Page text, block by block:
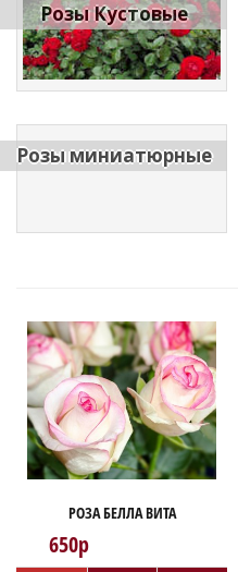
Розы Кустовые
Розы миниатюрные
РОЗА БЕЛЛА ВИТА
650р